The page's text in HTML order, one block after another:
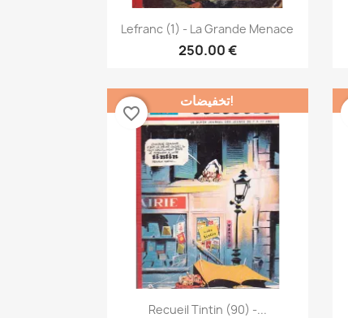
نظرة سريعة
Lefranc (1) - La Grande Menace
250.00 €
نظرة سريعة
Recueil Tintin (90) -...
تخفيضات!
favorite_border